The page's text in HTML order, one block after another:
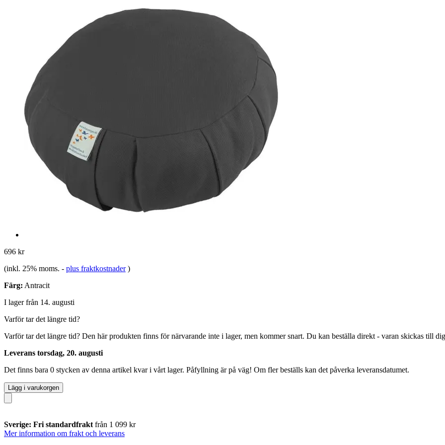
696 kr
(inkl. 25% moms. - plus fraktkostnader )
Färg: Antracit
I lager från 14. augusti
Varför tar det längre tid?
Varför tar det längre tid? Den här produkten finns för närvarande inte i lager, men kommer snart. Du kan beställa direkt - varan skickas till
Leverans torsdag, 20. augusti
Det finns bara 0 stycken av denna artikel kvar i vårt lager. Påfyllning är på väg! Om fler beställs kan det påverka leveransdatumet.
Lägg i varukorgen
Sverige: Fri standardfrakt från 1 099 kr
Mer information om frakt och leverans